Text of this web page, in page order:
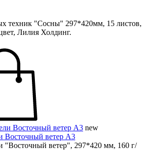
техник "Сосны" 297*420мм, 15 листов,
Лилия Холдинг.
new
Восточный ветер А3
"Восточный ветер", 297*420 мм, 160 г/